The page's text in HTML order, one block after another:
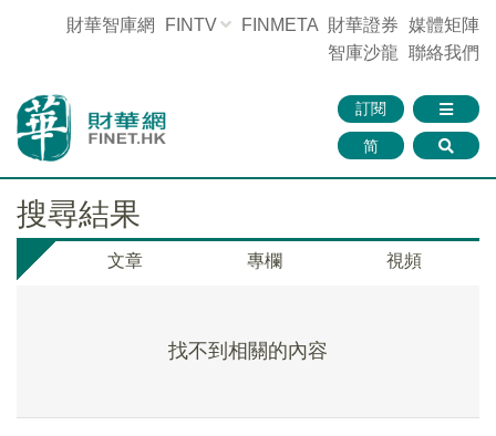
財華智庫網 FINTV FINMETA 財華證券 媒體矩陣
智庫沙龍 聯絡我們
訂閱
简
搜尋結果
文章 專欄 視頻
找不到相關的內容